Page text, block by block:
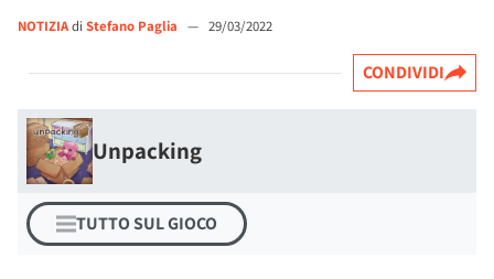
NOTIZIAdi Stefano Paglia — 29/03/2022
CONDIVIDI
Unpacking
TUTTO SUL GIOCO